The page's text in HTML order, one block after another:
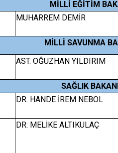
MİLLİ EĞİTİM
MUHARREM DEMİR
MİLLİ SAVUNMA
AST. OĞUZHAN YILDIRIM
SAĞLIK
DR. HANDE İREM NEBOL
DR. MELİKE ALTIKULAÇ